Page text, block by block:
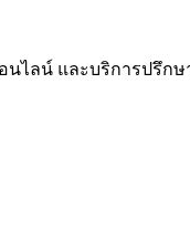
นไลน์ และบริการปรึก